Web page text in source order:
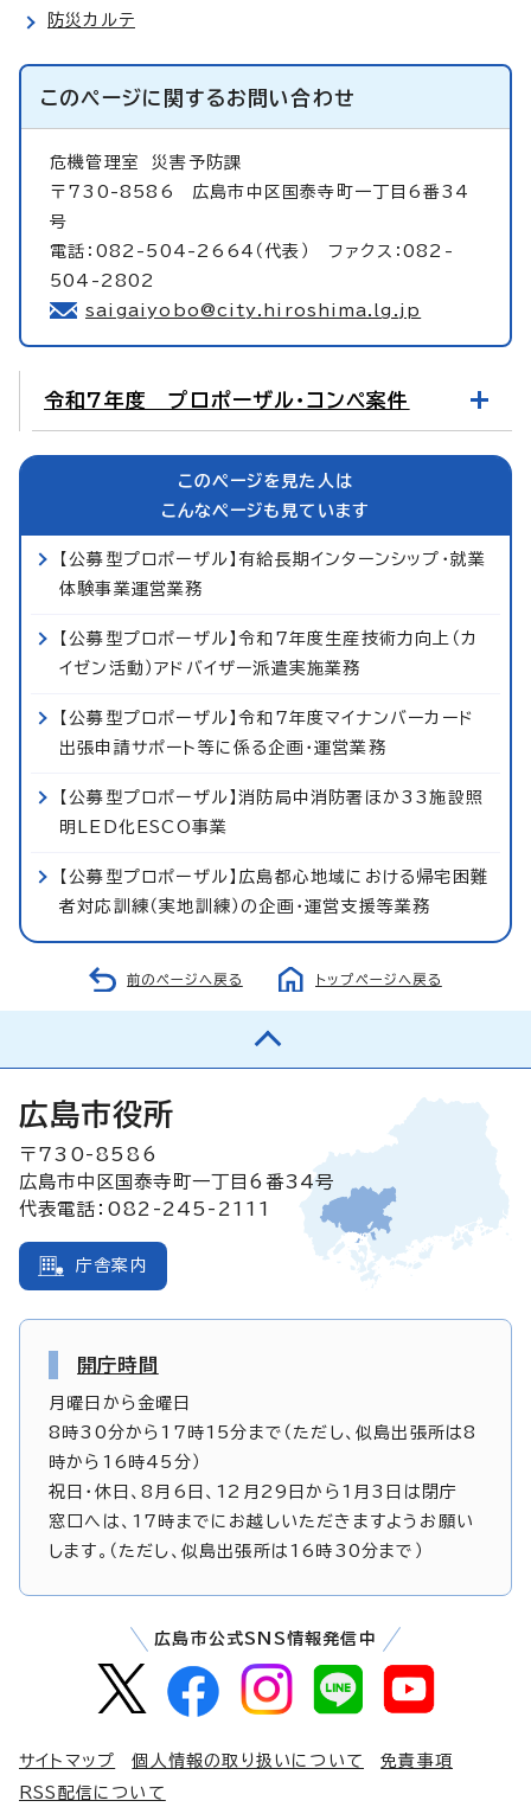
防災カルテ
このページに関するお問い合わせ
危機管理室 災害予防課
〒730-8586 広島市中区国泰寺町一丁目6番34
号
電話：082-504-2664（代表） ファクス：082-
504-2802
saigaiyobo@city.hiroshima.lg.jp
令和7年度 プロポーザル・コンペ案件
このページを見た人は
こんなページも見ています
【公募型プロポーザル】有給長期インターンシップ・就業
体験事業運営業務
【公募型プロポーザル】令和7年度生産技術力向上（カ
イゼン活動）アドバイザー派遣実施業務
【公募型プロポーザル】令和7年度マイナンバーカード
出張申請サポート等に係る企画・運営業務
【公募型プロポーザル】消防局中消防署ほか33施設照
明LED化ESCO事業
【公募型プロポーザル】広島都心地域における帰宅困難
者対応訓練（実地訓練）の企画・運営支援等業務
前のページへ戻る トップページへ戻る
広島市役所
〒730-8586
広島市中区国泰寺町一丁目6番34号
代表電話：082-245-2111
庁舎案内
開庁時間
月曜日から金曜日
8時30分から17時15分まで（ただし、似島出張所は8
時から16時45分）
祝日・休日、8月6日、12月29日から1月3日は閉庁
窓口へは、17時までにお越しいただきますようお願い
します。（ただし、似島出張所は16時30分まで）
広島市公式SNS情報発信中
サイトマップ 個人情報の取り扱いについて
免責事項
RSS配信について